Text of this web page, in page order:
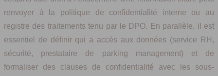
renvoyer à la politique de confidentialité interne ou au
registre des traitements tenu par le DPO. En parallèle, il est
essentiel de définir qui a accès aux données (service RH,
sécurité, prestataire de parking management) et de
formaliser des clauses de confidentialité avec les sous-